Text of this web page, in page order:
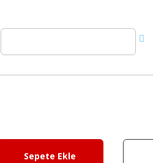
Sepete Ekle